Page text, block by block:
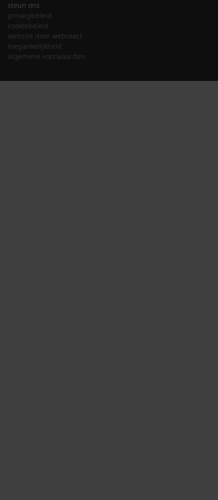
steun ons
privacybeleid
cookiebeleid
website door webreact
toegankelijkheid
algemene voorwaarden